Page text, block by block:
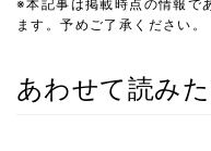
※本記事は掲載時点の情報で
ます。予めご了承ください。
あわせて読み